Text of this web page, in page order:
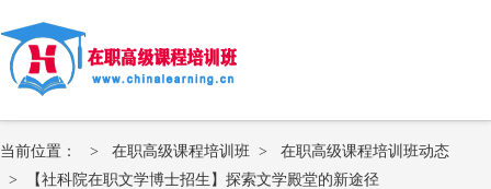
当前位置： > 在职高级课程培训班 >
在职高级课程培训班动态
>
【社科院在职文学博士招生】探索文学殿堂的新途径